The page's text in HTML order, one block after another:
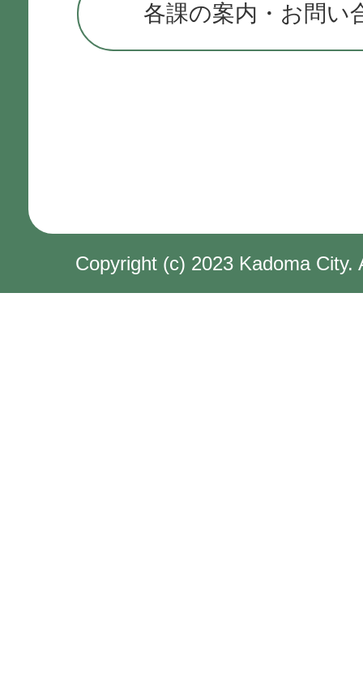
各課の案内・お問い
Copyright (c) 2023 Kadoma City.